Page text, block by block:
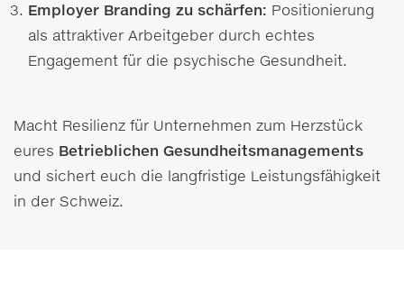
Employer Branding zu schärfen: Positionierung
als attraktiver Arbeitgeber durch echtes
Engagement für die psychische Gesundheit.
Macht Resilienz für Unternehmen zum Herzstück
eures Betrieblichen Gesundheitsmanagements
und sichert euch die langfristige Leistungsfähigkeit
in der Schweiz.